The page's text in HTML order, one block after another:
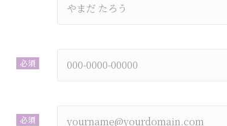
必須
必須